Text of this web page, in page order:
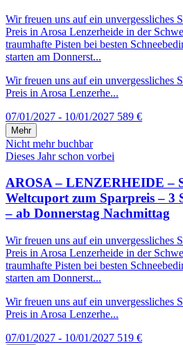
Wir freuen uns auf ein unvergessliches
Preis in Arosa Lenzerheide in der
traumhafte Pisten bei besten
starten am Donnerst...
Wir freuen uns auf ein unvergessliches
Preis in Arosa Lenzerhe...
07/01/2027 - 10/01/2027 589 €
Mehr
Nicht mehr buchbar
Dieses Jahr schon vorbei
AROSA – LENZERHEIDE –
Weltcuport zum Sparpreis – 3
– ab Donnerstag Nachmittag
Wir freuen uns auf ein unvergessliches
Preis in Arosa Lenzerheide in der
traumhafte Pisten bei besten
starten am Donnerst...
Wir freuen uns auf ein unvergessliches
Preis in Arosa Lenzerhe...
07/01/2027 - 10/01/2027 519 €